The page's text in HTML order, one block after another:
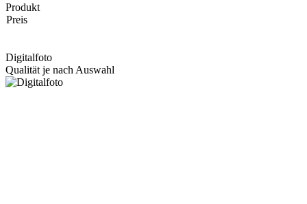
Produkt
Preis
Digitalfoto
Qualität je nach Auswahl